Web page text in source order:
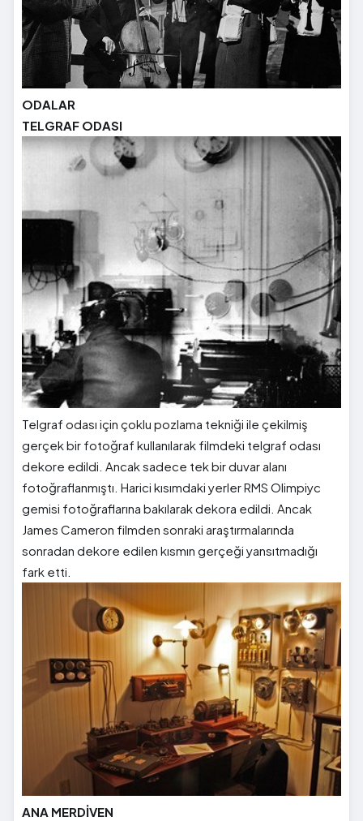
ODALAR
TELGRAF ODASI
Telgraf odası için çoklu pozlama tekniği ile çekilmiş
gerçek bir fotoğraf kullanılarak filmdeki telgraf odası
dekore edildi. Ancak sadece tek bir duvar alanı
fotoğraflanmıştı. Harici kısımdaki yerler RMS Olimpiyc
gemisi fotoğraflarına bakılarak dekora edildi. Ancak
James Cameron filmden sonraki araştırmalarında
sonradan dekore edilen kısmın gerçeği yansıtmadığı
fark etti.
ANA MERDİVEN